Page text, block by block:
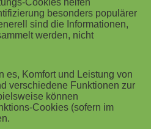
Was zuerst wie ein
die kreativen Experten der
das Gegenteil. "Viele
nur als Gefahr für den
nicht KI einsetzen, um für
Cookies helfen
besonders populärer
sind die Informationen,
werden, nicht
es, Komfort und Leistung von
verschiedene Funktionen zur
können
Cookies (sofern im